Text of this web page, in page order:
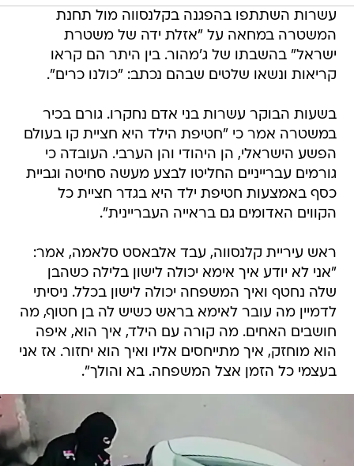
עשרות השתתפו בהפגנה בקלנסווה מול תחנת
המשטרה במחאה על "אזלת ידה של משטרת
ישראל" בהשבתו של ג'מהור. בין היתר הם קראו
קריאות ונשאו שלטים שבהם נכתב: "כולנו כרים".
בשעות הבוקר עשרות בני אדם נחקרו. גורם בכיר
במשטרה אמר כי "חטיפת הילד היא חציית קו בעולם
הפשע הישראלי, הן היהודי והן הערבי. העובדה כי
גורמים עברייניים החליטו לבצע מעשה סחיטה וגביית
כסף באמצעות חטיפת ילד היא בגדר חציית כל
הקווים האדומים גם בראייה העבריינית".
ראש עיריית קלנסווה, עבד אלבאסט סלאמה, אמר:
"אני לא יודע איך אימא יכולה לישון בלילה כשהבן
שלה נחטף ואיך המשפחה יכולה לישון בכלל. ניסיתי
לדמיין מה עובר לאימא בראש כשיש לה בן חטוף, מה
חושבים האחים. מה קורה עם הילד, איך הוא, איפה
הוא מוחזק, איך מתייחסים אליו ואיך הוא יחזור. אז אני
בעצמי כל הזמן אצל המשפחה. בא והולך".